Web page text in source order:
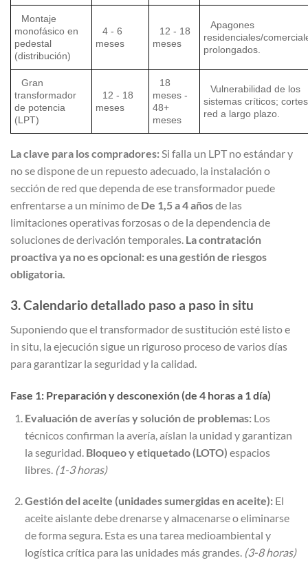
Montaje
monofásico en
pedestal
(distribución)
4 - 6
meses
12 - 18
meses
Apagones
residenciales/
prolongados.
Gran
transformador
de potencia
(LPT)
12 - 18
meses
18
meses -
48+
meses
Vulnerabilidad de los
sistemas críticos;
red a largo plazo.
La clave para los compradores:Si falla un LPT no estándar y
no se dispone de un repuesto adecuado, la instalación o
sección de red que dependa de ese transformador puede
enfrentarse a un mínimo de De 1,5 a 4 añosde las
limitaciones operativas forzosas o de la dependencia de
soluciones de derivación temporales. La contratación
proactiva ya no es opcional: es una gestión de riesgos
obligatoria.
3. Calendario detallado paso a paso in situ
Suponiendo que el transformador de sustitución esté listo e
in situ, la ejecución sigue un riguroso proceso de varios días
para garantizar la seguridad y la calidad.
Fase 1: Preparación y desconexión (de 4 horas a 1 día)
Evaluación de averías y solución de problemas:Los
técnicos confirman la avería, aíslan la unidad y garantizan
la seguridad. Bloqueo y etiquetado (LOTO) espacios
libres. (1-3 horas)
Gestión del aceite (unidades sumergidas en aceite):El
aceite aislante debe drenarse y almacenarse o eliminarse
de forma segura. Esta es una tarea medioambiental y
logística crítica para las unidades más grandes. (3-8 horas)